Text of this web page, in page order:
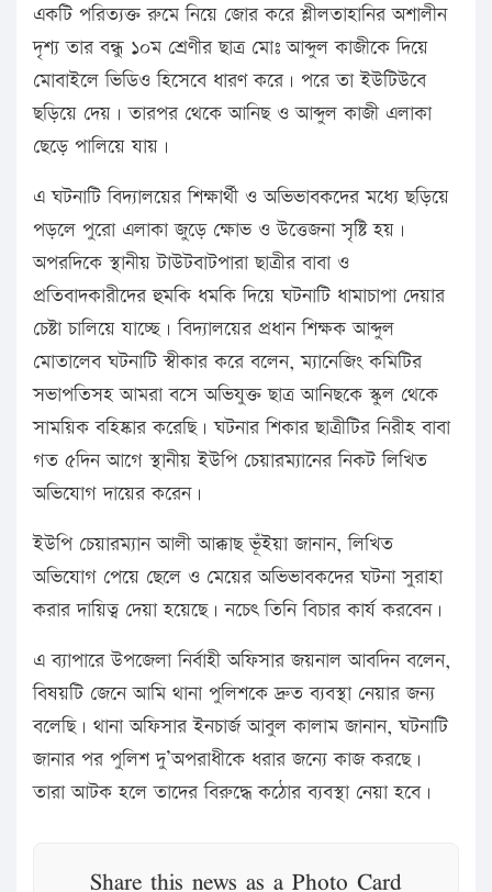
একটি পরিত্যক্ত রুমে নিয়ে জোর করে শ্লীলতাহানির অশালীন
দৃশ্য তার বন্ধু ১০ম শ্রেণীর ছাত্র মোঃ আব্দুল কাজীকে দিয়ে
মোবাইলে ভিডিও হিসেবে ধারণ করে। পরে তা ইউটিউবে
ছড়িয়ে দেয়। তারপর থেকে আনিছ ও আব্দুল কাজী এলাকা
ছেড়ে পালিয়ে যায়।
এ ঘটনাটি বিদ্যালয়ের শিক্ষার্থী ও অভিভাবকদের মধ্যে ছড়িয়ে
পড়লে পুরো এলাকা জুড়ে ক্ষোভ ও উত্তেজনা সৃষ্টি হয়।
অপরদিকে স্থানীয় টাউটবাটপারা ছাত্রীর বাবা ও
প্রতিবাদকারীদের হুমকি ধমকি দিয়ে ঘটনাটি ধামাচাপা দেয়ার
চেষ্টা চালিয়ে যাচ্ছে। বিদ্যালয়ের প্রধান শিক্ষক আব্দুল
মোতালেব ঘটনাটি স্বীকার করে বলেন, ম্যানেজিং কমিটির
সভাপতিসহ আমরা বসে অভিযুক্ত ছাত্র আনিছকে স্কুল থেকে
সাময়িক বহিষ্কার করেছি। ঘটনার শিকার ছাত্রীটির নিরীহ বাবা
গত ৫দিন আগে স্থানীয় ইউপি চেয়ারম্যানের নিকট লিখিত
অভিযোগ দায়ের করেন।
ইউপি চেয়ারম্যান আলী আক্কাছ ভূঁইয়া জানান, লিখিত
অভিযোগ পেয়ে ছেলে ও মেয়ের অভিভাবকদের ঘটনা সুরাহা
করার দায়িত্ব দেয়া হয়েছে। নচেৎ তিনি বিচার কার্য করবেন।
এ ব্যাপারে উপজেলা নির্বাহী অফিসার জয়নাল আবদিন বলেন,
বিষয়টি জেনে আমি থানা পুলিশকে দ্রুত ব্যবস্থা নেয়ার জন্য
বলেছি। থানা অফিসার ইনচার্জ আবুল কালাম জানান, ঘটনাটি
জানার পর পুলিশ দু’অপরাধীকে ধরার জন্যে কাজ করছে।
তারা আটক হলে তাদের বিরুদ্ধে কঠোর ব্যবস্থা নেয়া হবে।
Share this news as a Photo Card